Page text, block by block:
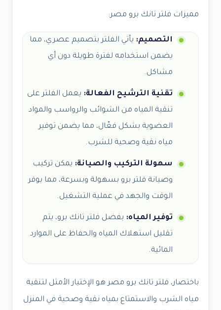
مميزات فلتر تانك برو مصر:
التصميم: يأتي الفلتر بتصميم عصري، مما
يضمن استخدامه لفترة طويلة دون أي
مشاكل.
تقنية الترشيح الفعالة: يعمل الفلتر على
تنقية المياه من الشوائب والرواسب والمواد
العضوية بشكل فعّال، مما يضمن توفير
مياه نقية وصحية للشرب.
سهولة التركيب والصيانة: يمكن تركيب
وصيانة فلتر برو بسهولة وبسرعة، مما يوفر
الوقت والجهد في عملية التشغيل.
توفير المياه: بفضل فلتر تانك برو، يتم
تقليل استهلاك المياه والحفاظ على الموارد
المائية.
باختصار، فلتر تانك برو مصر هو الإختيار الأمثل لتنقية
مياه الشرب والاستمتاع بمياه نقية وصحية في المنزل